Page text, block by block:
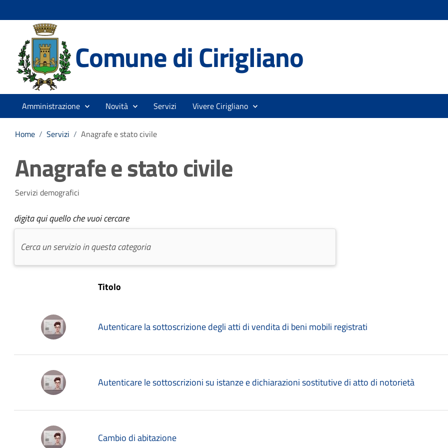
Comune di Cirigliano
Amministrazione Novità Servizi Vivere Cirigliano
Home / Servizi / Anagrafe e stato civile
Anagrafe e stato civile
Servizi demografici
digita qui quello che vuoi cercare
Titolo
Autenticare la sottoscrizione degli atti di vendita di beni mobili registrati
Autenticare le sottoscrizioni su istanze e dichiarazioni sostitutive di atto di notorietà
Cambio di abitazione